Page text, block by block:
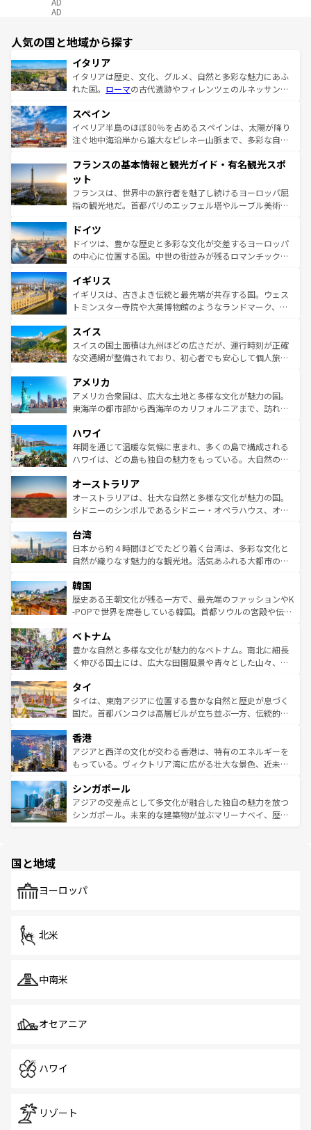
AD
人気の国と地域から探す
イタリア
イタリアは歴史、文化、グルメ、自然と多彩な魅力にあふ
れた国。 ローマの古代遺跡やフィレンツェのルネッサンス
ろん、トスカーナの美しい田園風景やアマルフィ海岸の絶
景など、自然景観も見逃せない。観光の合間には、本場の
ピザやパスタなど、絶品のイタリア料理を堪能することも
ませてくれるイタリアで、忘れられない旅をしてみよう！
なお、新着のイタリア情報は
しい。
スペイン
イベリア半島のほぼ80％を占めるスペインは、太陽が降り
注ぐ地中海沿岸から雄大なピレネー山脈まで、多彩な自然
文化が根付くこの国では、情熱的なフラメンコ、熱気あふ
れる闘牛、そして美味しいタパスが生活の一部となってい
る。首都マドリードの洗練された雰囲気や、バルセロナの
アートに溢れた街角から、地方では古代ローマ遺跡や中世
せる。地方によって風土や気候が異なるスペインはその個
性で訪れる人を魅了する。 なお、新着のスペイン情報は コ
ンテンツ一覧を参照してほしい。
フランスの基本情報と観光ガイド・有名観光スポ
ット
フランスは、世界中の旅行者を魅了し続けるヨーロッパ屈
指の観光地だ。首都パリのエッフェル塔やルーブル美術館
で、幅広い魅力が詰まっている。華麗な宮殿、歴史的な大
聖堂、美しいビーチ、そして豊かな自然が、訪れる者を心
から魅了する。また、フランスは美食の国としても知ら
いる。シャンパンの発祥地であるランス、プロヴァンスの
香り高いラベンダー畑など、多彩な楽しみ方が可能だ。さ
らに、パリ以外の地域にも魅力が溢れており、どの街角に
れる地方に足を運ぶとそれぞれで全く異なる文化を体験で
きるだろう。 なお、新着のフランス情報はコンテンツ一覧
を参照してほしい。
ドイツ
ドイツは、豊かな歴史と多彩な文化が交差するヨーロッパ
の中心に位置する国。中世の街並みが残るロマンチック街
顔を持つこの国は、どこを歩いても飽きることがない。ベ
ルリンの文化的活気、バイエルン州のアルプスの絶景、そ
してライン川沿いのワイン畑といった風景は必見。ビール
は、お酒好きな人にはぜひ体験してほしい。 なお、新着の
ドイツ情報はコンテンツ一覧を参照してほしい。
イギリス
イギリスは、古きよき伝統と最先端が共存する国。ウェス
トミンスター寺院や大英博物館のようなランドマーク、歴
リアごとに異なる魅力がある。また、優雅なアフタヌーン
ティー、ビール好きにはたまらない英国パブ、サッカー観
戦など、本場だからこそできる体験も豊富。イギリスを旅
ンツ一覧を参照してほしい。
スイス
スイスの国土面積は九州ほどの広さだが、運行時刻が正確
な交通網が整備されており、初心者でも安心して個人旅行
の建物がそのまま残る町や、スイスならではのユニークな
博物館もあり、アルプス観光だけでなく町歩きも満喫する
ことができる。国民の所得が高いため物価も高いが、旅行
ば市内交通費無料で観光を楽しむこともできる。 なお、新
着のスイス情報はコンテンツ一覧 を参照してほしい。
アメリカ
アメリカ合衆国は、広大な土地と多様な文化が魅力の国。
東海岸の都市部から西海岸のカリフォルニアまで、訪れる
のような巨大都市は、観光、ショッピング、エンターテイ
ンメントが詰まった刺激的なスポットだ。一方、アメリカ
西部には大自然が広がり、グランドキャニオンやイエロー
部のニューオーリンズでは、音楽と美食が融合した独特の
文化が魅力。旅行者はアメリカの各地域で異なる魅力を楽
しみながら、その多様性と豊かな歴史を感じることができ
ならではの贅沢な旅のスタイルだ。 なお、新着のアメリカ
情報はコンテンツ一覧を参照してほしい。
ハワイ
年間を通じて温暖な気候に恵まれ、多くの島で構成される
ハワイは、どの島も独自の魅力をもっている。大自然の神
ワイ島は見逃せない。また、定番の観光地といえばオアフ
島だが、静かな自然を求めるならマウイ島やカウアイ島が
おすすめ。エメラルドグリーンに輝く海をはじめ、豊かな
れるおもてなしの心で訪れる人々を迎えてくれるハワイの
人々、おいしいローカルフードやハワイアンミュージッ
ク、伝統的なフラダンスなど、すべてがハワイの魅力を彩
ワイを、存分に味わってほしい。 なお、新着のハワイ情報
はコンテンツ一覧を参照してほしい。
オーストラリア
オーストラリアは、壮大な自然と多様な文化が魅力の国。
シドニーのシンボルであるシドニー・オペラハウス、オー
リアリーフや大陸中央部にそびえるウルル（エアーズロッ
ク）、タスマニアの美しい原生林やケアンズの熱帯雨林な
ど、見どころがたくさん。また、カフェやワイン、オージ
いる。アクティビティも充実しており、サーフィンやダイ
ビング、ハイキングなど、アウトドア好きにはたまらな
い。オーストラリアの多彩な魅力を存分に味わいつくそ
参照してほしい。
台湾
日本から約４時間ほどでたどり着く台湾は、多彩な文化と
自然が織りなす魅力的な観光地。活気あふれる大都市の台
ン）、静ひつな山岳地帯である台湾東部など、都市の喧騒
と山間の静けさが共存しており、訪れる人に新しい発見と
驚きをもたらしてくれる。また、奥深い台湾の食文化も魅
容にもいいと評判のスイーツなど、バラエティ豊かな料理
が味わえる。 なお、新着の台湾情報は コンテンツ一覧を参
照してほしい。
韓国
歴史ある王朝文化が残る一方で、最先端のファッションやK
-POPで世界を席巻している韓国。首都ソウルの宮殿や伝統
き、地方に足を延ばせば四季折々の自然美を楽しむことが
できる。そして、キムチや焼肉、絶品のストリートフード
まで、さまざまな韓国料理が待っている。夜には、韓国な
リティに包まれながら、韓国の多彩な魅力を心ゆくまで味
わってみてほしい。 なお、新着の韓国情報はコンテンツ一
覧を参照してほしい。
ベトナム
豊かな自然と多様な文化が魅力的なベトナム。南北に細長
く伸びる国土には、広大な田園風景や青々とした山々、世
急速な発展と共に伝統が息づく。ハノイの古い町並みやホ
ーチミン市のフランス統治時代の建物も、独特の雰囲気を
醸し出している。また、バラエティの豊かさとおいしさで
とつ。フォーやバインミー、ベトナムコーヒーなどは、ぜ
ひ現地で味わいたい。どの地域を訪れてもあたたかい人々
が旅行者を迎えてくれるので、きっと忘れられない旅にな
参照してほしい。
タイ
タイは、東南アジアに位置する豊かな自然と歴史が息づく
国だ。首都バンコクは高層ビルが立ち並ぶ一方、伝統的な
の活気が交差している。北部ではチェンマイなどの山岳地
帯で自然と触れ合い、南部ではプーケットやクラビの美し
いビーチでリゾート気分を楽しむことができる。タイ料理
激する。気候は一年中温暖で、どの季節にも異なる楽しみ
が待っている。親しみやすいタイの人々、仏教を中心とし
た文化、そして多様な観光資源が、訪れる旅人を魅了し続
香港
アジアと西洋の文化が交わる香港は、特有のエネルギーを
もっている。ヴィクトリア湾に広がる壮大な景色、近未来
み、どこを訪れても感動するはず。観光スポットが密集し
ており、効率よく見どころを回れるのも魅力。息をのむよ
うな絶景から文化的な体験まで、香港を存分に楽しみ尽く
シンガポール
アジアの交差点として多文化が融合した独自の魅力を放つ
シンガポール。未来的な建築物が並ぶマリーナベイ、歴史
で、ホーカーズは地元の風情を楽しめる外せないスポット
国と地域
ヨーロッパ
北米
中南米
オセアニア
ハワイ
リゾート